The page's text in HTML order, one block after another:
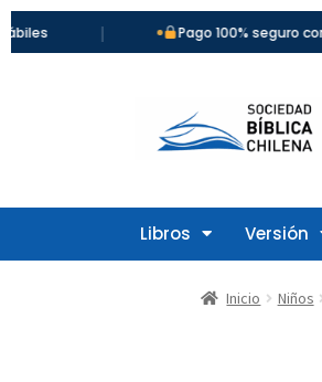
| Pago 100% seguro con Webpay
Libros Versión
Inicio Niños